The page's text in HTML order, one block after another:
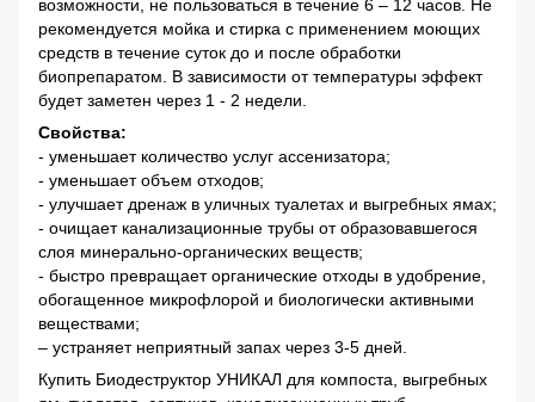
возможности, не пользоваться в течение 6 – 12 часов. Не
рекомендуется мойка и стирка с применением моющих
средств в течение суток до и после обработки
биопрепаратом. В зависимости от температуры эффект
будет заметен через 1 - 2 недели.
Свойства:
- уменьшает количество услуг ассенизатора;
- уменьшает объем отходов;
- улучшает дренаж в уличных туалетах и ​​выгребных ямах;
- очищает канализационные трубы от образовавшегося
слоя минерально-органических веществ;
- быстро превращает органические отходы в удобрение,
обогащенное микрофлорой и биологически активными
веществами;
– устраняет неприятный запах через 3-5 дней.
Купить Биодеструктор УНИКАЛ для компоста, выгребных